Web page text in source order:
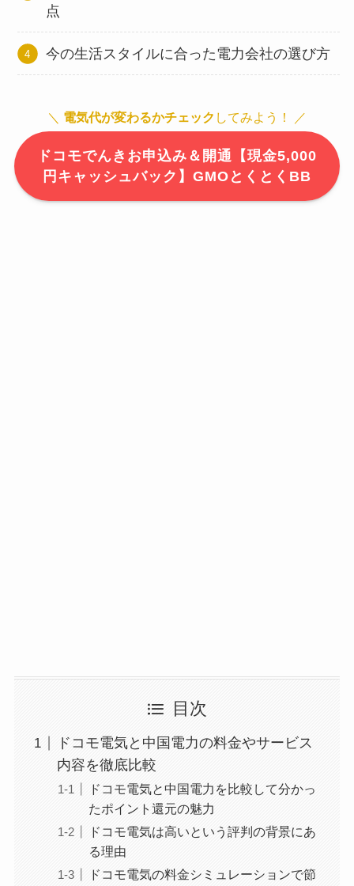
点
今の生活スタイルに合った電力会社の選び方
＼ 電気代が変わるかチェック してみよう！ ／
ドコモでんきお申込み＆開通【現金5,000
円キャッシュバック】GMOとくとくBB
目次
ドコモ電気と中国電力の料金やサービス
内容を徹底比較
ドコモ電気と中国電力を比較して分かっ
たポイント還元の魅力
ドコモ電気は高いという評判の背景にあ
る理由
ドコモ電気の料金シミュレーションで節